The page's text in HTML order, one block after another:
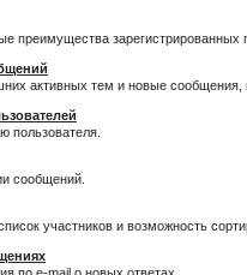
преимущества зарегистрированных
активных тем и новые
пользователя.
сообщений.
участников и возможность